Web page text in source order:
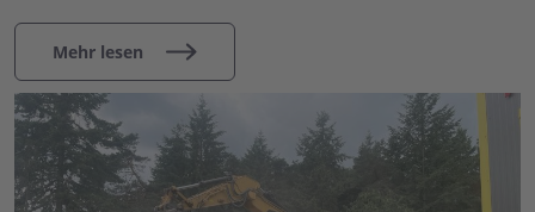
Mehr lesen